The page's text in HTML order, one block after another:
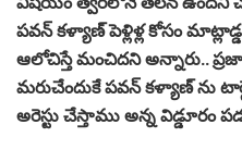
పవన్ కళ్యాణ్ పెళ్లిళ్ల కోసం
ఆలోచిస్తే మంచిదని అన్నారు.. ప్రజా
మరుచేందుకే పవన్ కళ్యాణ్ ను
అరెస్టు చేస్తాము అన్న విడ్డూరం